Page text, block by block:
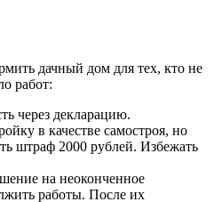
дачный дом для тех, кто не
работ:
через декларацию.
в качестве самостроя, но
штраф 2000 рублей. Избежать
на неоконченное
работы. После их